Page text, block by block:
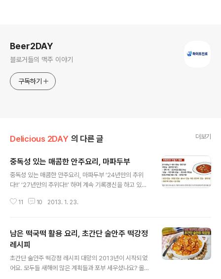
Beer2DAY
블로거들의 맥주 이야기
구독하기
Delicious 2DAY 의 다른 글 더보기
중독성 있는 매콤한 안주요리, 마파두부
중독성 있는 매콤한 안주요리, 마파두부 ‘24년만의 추위
다!!’ ‘27년만의 추위다!!’ 하며 계속 기록갱신을 하고 있는
차가움이 느껴질 때,,,ㅋ 뜨끈하게 속도 덥혀 주면서 입맛도
지만 우리나라 사람들 입맛에도 잘 맞구요. 중국요리집 가
서 먹을라치면 눈이 돌아가게 비싼 값을 지불해야 하지만
홈메이드로 하면 반의 반의 반 가격으로도 푸짐히 먹을 수
있다는 장점이...ㅎㅎ '이제 마파두부쯤은 집에서 만들어 먹
자!!'라며 오기 아닌 오기를 이번 기회에 한번 부려보셔요!!
11 10 2013. 1. 23.
남은 떡국떡 활용 요리, 초간단 술안주 떡강정
레시피
초간단 술안주 떡강정 레시피 대망의 2013년이 시작되었
어요. 모두들 새해에 많은 계획들과 포부 세우셨나요? 올해